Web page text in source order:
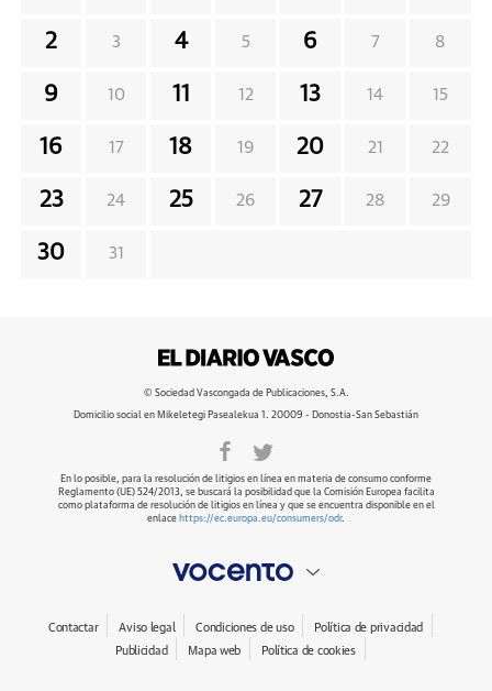
2 3 4 5 6 7 8
9 10 11 12 13 14 15
16 17 18 19 20 21 22
23 24 25 26 27 28 29
30 31
© Sociedad Vascongada de Publicaciones, S.A.
Domicilio social en Mikeletegi Pasealekua 1. 20009 - Donostia-San Sebastián
En lo posible, para la resolución de litigios en línea en materia de consumo conforme
Reglamento (UE) 524/2013, se buscará la posibilidad que la Comisión Europea facilita
como plataforma de resolución de litigios en línea y que se encuentra disponible en el
enlace https://ec.europa.eu/consumers/odr.
Contactar Aviso legal Condiciones de uso
Política de privacidad
Publicidad
Mapa web Política de cookies